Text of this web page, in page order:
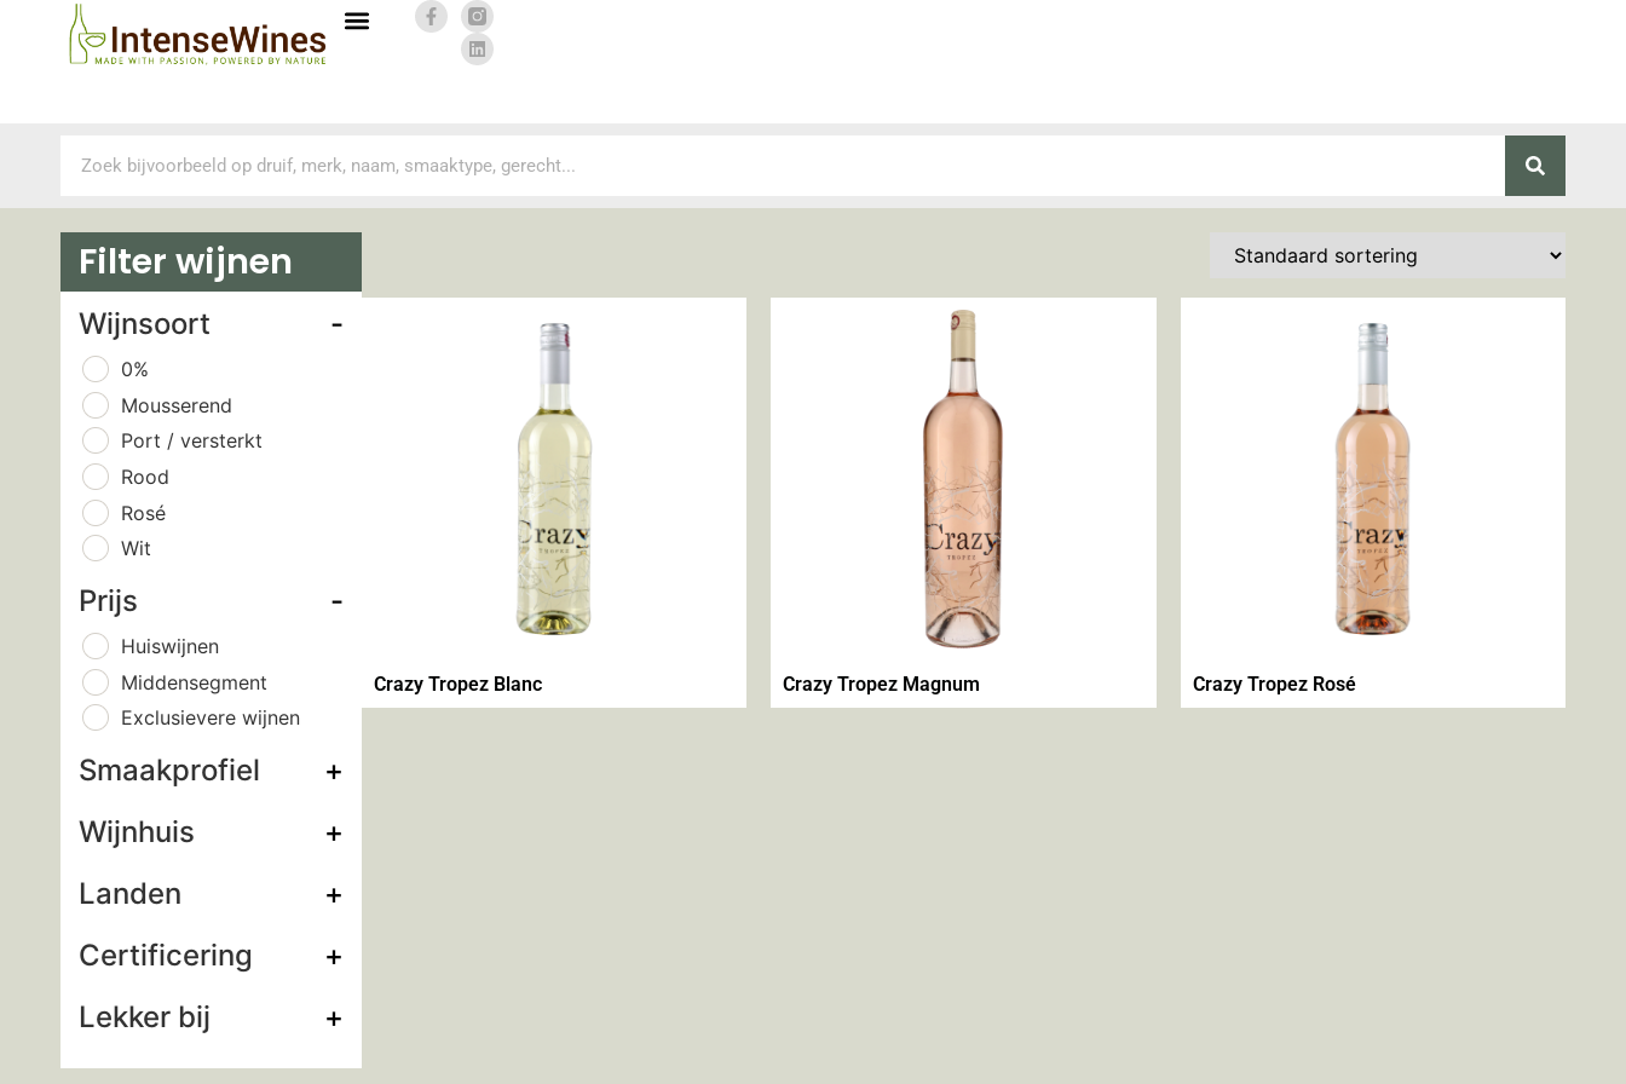
Filter wijnen
Wijnsoort -
0%
Mousserend
Port / versterkt
Rood
Rosé
Wit
Prijs -
Huiswijnen
Middensegment
Exclusievere wijnen
Smaakprofiel
+
Wijnhuis
+
Landen
+
Certificering
+
Lekker bij
+
Crazy Tropez Blanc Crazy Tropez Magnum Crazy Tropez Rosé